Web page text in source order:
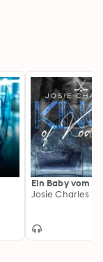
Ein Baby vom
Josie Charles